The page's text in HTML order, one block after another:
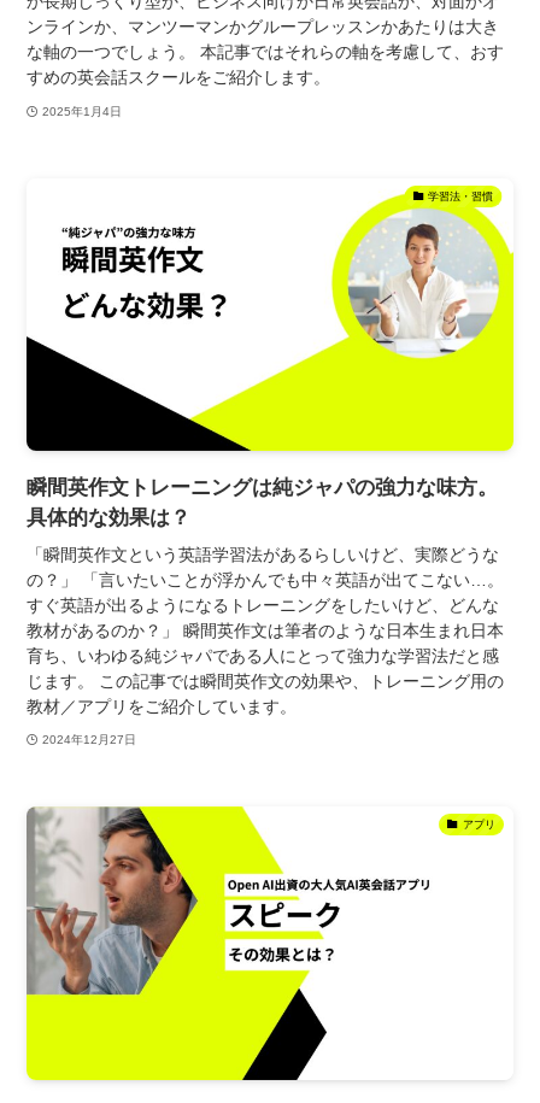
ンラインか、マンツーマンかグループレッスンかあたりは大き
な軸の一つでしょう。 本記事ではそれらの軸を考慮して、おす
すめの英会話スクールをご紹介します。
2025年1月4日
学習法・習慣
瞬間英作文トレーニングは純ジャパの強力な味方。
具体的な効果は？
「瞬間英作文という英語学習法があるらしいけど、実際どうな
の？」 「言いたいことが浮かんでも中々英語が出てこない…。
すぐ英語が出るようになるトレーニングをしたいけど、どんな
教材があるのか？」 瞬間英作文は筆者のような日本生まれ日本
育ち、いわゆる純ジャパである人にとって強力な学習法だと感
じます。 この記事では瞬間英作文の効果や、トレーニング用の
教材／アプリをご紹介しています。
2024年12月27日
アプリ